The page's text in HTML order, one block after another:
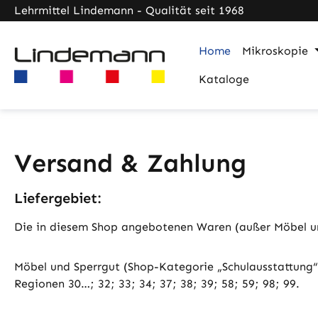
Hauptinhalt springen
Zur Suche springen
Zur Hauptnavigation springen
Lehrmittel Lindemann - Qualität seit 1968
Home Mikroskopie
Kataloge
Versand & Zahlung
Liefergebiet:
Die in diesem Shop angebotenen Waren (außer
Möbel und Sperrgut (Shop-Kategorie
Regionen 30…; 32; 33; 34; 37; 38; 39; 58; 59; 98; 99.